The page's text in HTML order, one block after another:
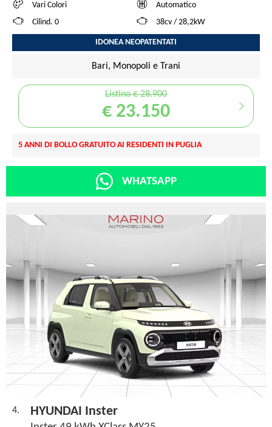
Vari Colori
Automatico
Cilind. 0
38cv / 28,2kW
IDONEA NEOPATENTATI
Bari, Monopoli e Trani
Listino € 28.900
€ 23.150
5 ANNI DI BOLLO GRATUITO AI RESIDENTI IN PUGLIA
WHATSAPP
4. HYUNDAI Inster